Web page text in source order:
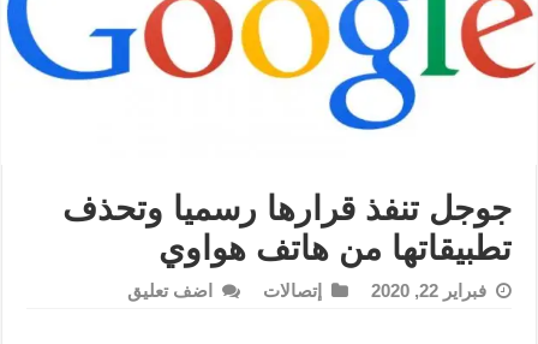
جوجل تنفذ قرارها رسميا وتحذف
تطبيقاتها من هاتف هواوي
فبراير 22, 2020 إتصالات اضف تعليق